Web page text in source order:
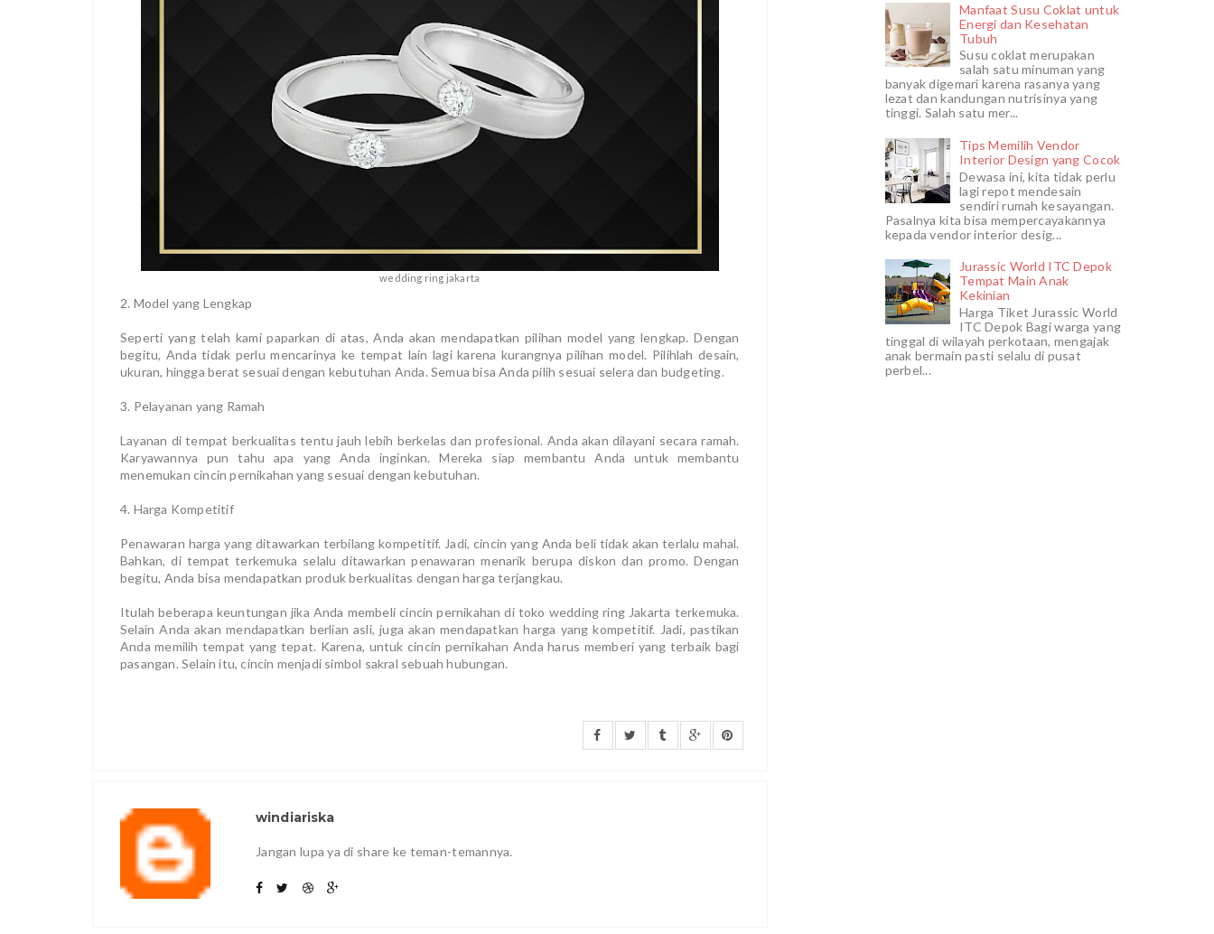
wedding ring jakarta
2. Model yang Lengkap
Seperti yang telah kami paparkan di atas, Anda akan mendapatkan pilihan model yang lengkap. Dengan
begitu, Anda tidak perlu mencarinya ke tempat lain lagi karena kurangnya pilihan model. Pilihlah desain,
ukuran, hingga berat sesuai dengan kebutuhan Anda. Semua bisa Anda pilih sesuai selera dan budgeting.
3. Pelayanan yang Ramah
Layanan di tempat berkualitas tentu jauh lebih berkelas dan profesional. Anda akan dilayani secara ramah.
Karyawannya pun tahu apa yang Anda inginkan. Mereka siap membantu Anda untuk membantu
menemukan cincin pernikahan yang sesuai dengan kebutuhan.
4. Harga Kompetitif
Penawaran harga yang ditawarkan terbilang kompetitif. Jadi, cincin yang Anda beli tidak akan terlalu mahal.
Bahkan, di tempat terkemuka selalu ditawarkan penawaran menarik berupa diskon dan promo. Dengan
begitu, Anda bisa mendapatkan produk berkualitas dengan harga terjangkau.
Itulah beberapa keuntungan jika Anda membeli cincin pernikahan di toko wedding ring Jakarta terkemuka.
Selain Anda akan mendapatkan berlian asli, juga akan mendapatkan harga yang kompetitif. Jadi, pastikan
Anda memilih tempat yang tepat. Karena, untuk cincin pernikahan Anda harus memberi yang terbaik bagi
pasangan. Selain itu, cincin menjadi simbol sakral sebuah hubungan.
windiariska
Jangan lupa ya di share ke teman-temannya.
Manfaat Susu Coklat untuk
Energi dan Kesehatan
Tubuh
Susu coklat merupakan
salah satu minuman yang
banyak digemari karena rasanya yang
lezat dan kandungan nutrisinya yang
tinggi. Salah satu mer...
Tips Memilih Vendor
Interior Design yang Cocok
Dewasa ini, kita tidak perlu
lagi repot mendesain
sendiri rumah kesayangan.
Pasalnya kita bisa mempercayakannya
kepada vendor interior desig...
Jurassic World ITC Depok
Tempat Main Anak
Kekinian
Harga Tiket Jurassic World
ITC Depok Bagi warga yang
tinggal di wilayah perkotaan, mengajak
anak bermain pasti selalu di pusat
perbel...